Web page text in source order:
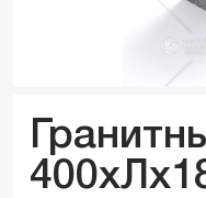
400xЛx